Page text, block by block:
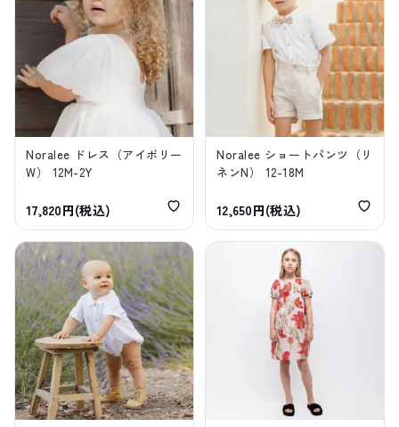
Noralee ドレス（アイボリー
W） 12M-2Y
17,820円(税込)
Noralee ショートパンツ（リ
ネンN） 12-18M
12,650円(税込)